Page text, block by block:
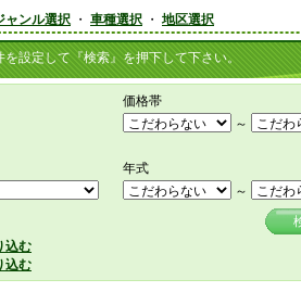
ャンル選択 ・ 車種選択 ・ 地区選択
設定して『検索』を押下して下さい。
価格帯
～
年式
～
込む
込む